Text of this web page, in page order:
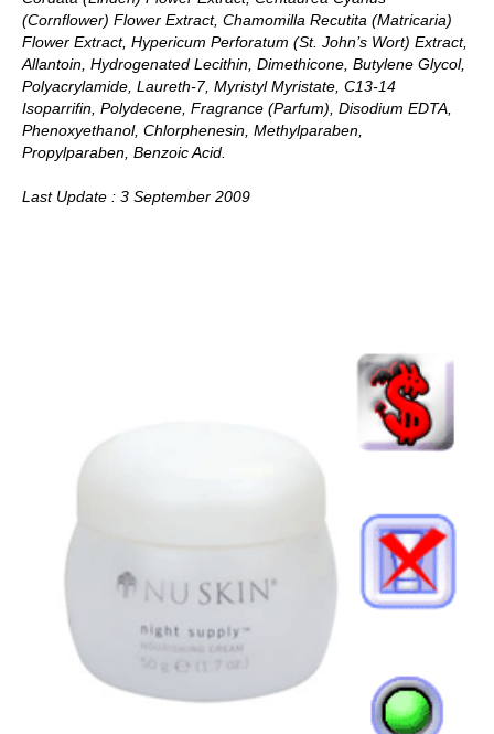
(Cornflower) Flower Extract, Chamomilla Recutita (Matricaria)
Flower Extract, Hypericum Perforatum (St. John’s Wort) Extract,
Allantoin, Hydrogenated Lecithin, Dimethicone, Butylene Glycol,
Polyacrylamide, Laureth-7, Myristyl Myristate, C13-14
Isoparrifin, Polydecene, Fragrance (Parfum), Disodium EDTA,
Phenoxyethanol, Chlorphenesin, Methylparaben,
Propylparaben, Benzoic Acid.
Last Update : 3 September 2009